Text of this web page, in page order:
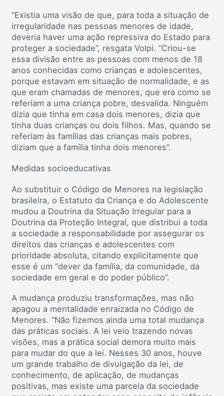
“Existia uma visão de que, para toda a situação de
irregularidade nas pessoas menores de idade,
deveria haver uma ação repressiva do Estado para
proteger a sociedade”, resgata Volpi. “Criou-se
essa divisão entre as pessoas com menos de 18
anos conhecidas como crianças e adolescentes,
porque estavam em situação de normalidade, e as
que eram chamadas de menores, que era como se
referiam a uma criança pobre, desvalida. Ninguém
dizia que tinha em casa dois menores, dizia que
tinha duas crianças ou dois filhos. Mas, quando se
referiam às famílias das crianças mais pobres,
diziam que a família tinha dois menores”.
Medidas socioeducativas
Ao substituir o Código de Menores na legislação
brasileira, o Estatuto da Criança e do Adolescente
mudou a Doutrina da Situação Irregular para a
Doutrina da Proteção Integral, que distribui a toda
a sociedade a responsabilidade por assegurar os
direitos das crianças e adolescentes com
prioridade absoluta, citando explicitamente que
esse é um “dever da família, da comunidade, da
sociedade em geral e do poder público”.
A mudança produziu transformações, mas não
apagou a mentalidade enraizada no Código de
Menores. “Não fizemos ainda uma total mudança
das práticas sociais. A lei veio trazendo novas
visões, mas a prática social demora muito mais
para mudar do que a lei. Nesses 30 anos, houve
um grande trabalho de divulgação da lei, de
conhecimento, de aplicação, de mudanças
positivas, mas existe uma parcela da sociedade